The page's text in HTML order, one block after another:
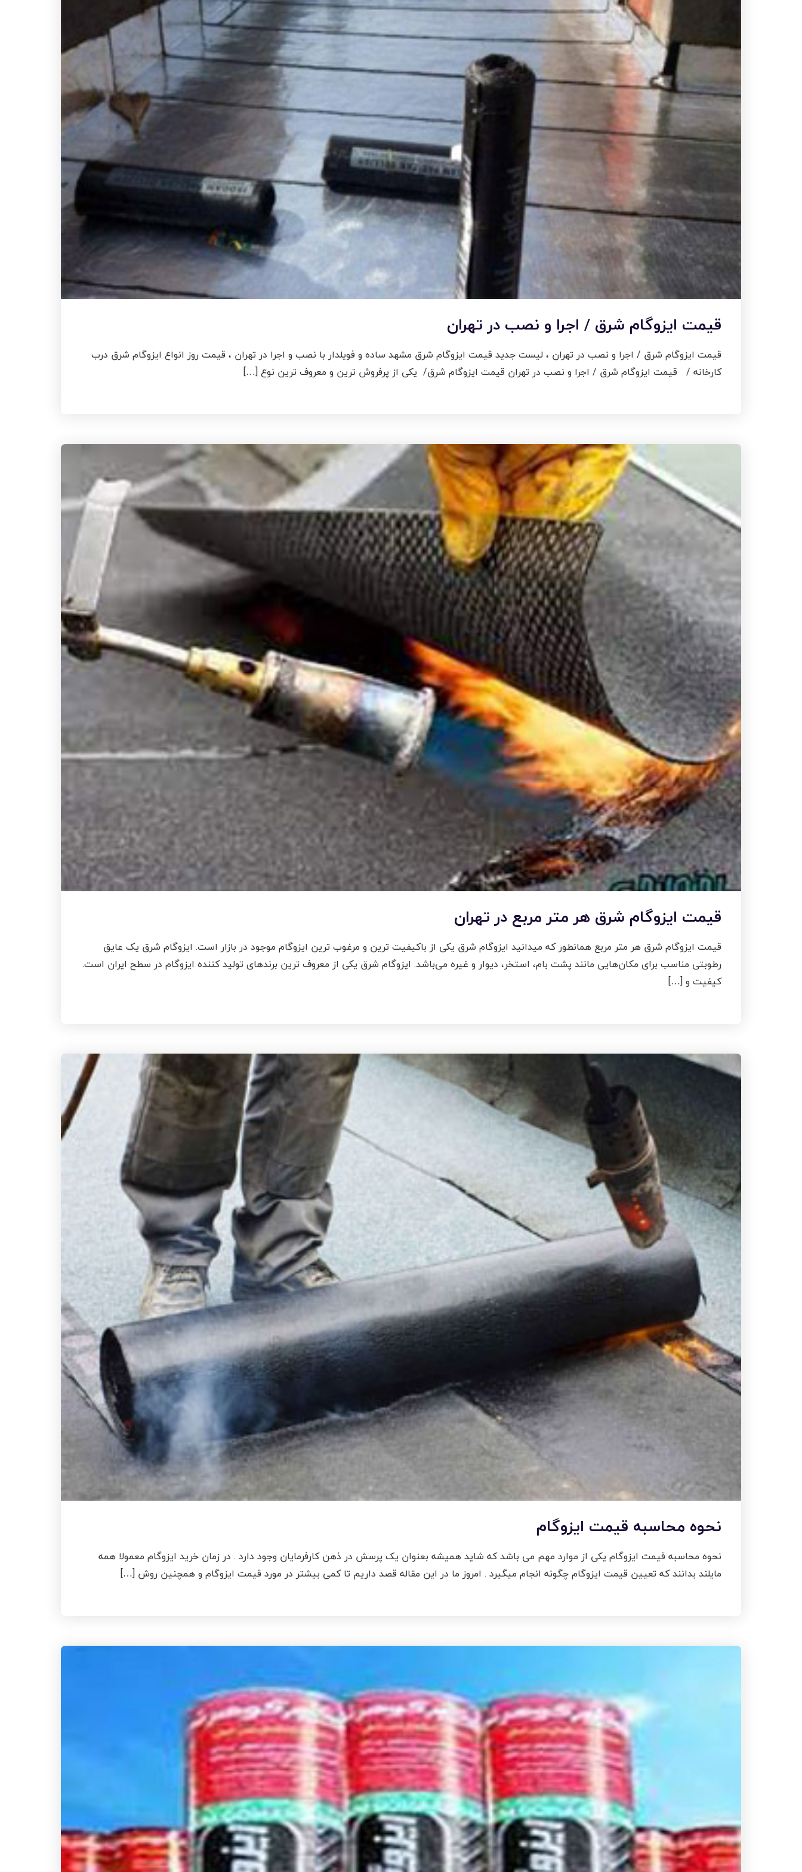
قیمت ایزوگام شرق / اجرا و نصب در تهران
قیمت ایزوگام شرق / اجرا و نصب در تهران ، لیست جدید قیمت ایزوگام شرق مشهد ساده و فویلدار با نصب و اجرا در تهران ، قیمت روز انواع ایزوگام شرق درب
کارخانه / قیمت ایزوگام شرق / اجرا و نصب در تهران قیمت ایزوگام شرق/ یکی از پرفروش ترین و معروف ترین نوع […]
قیمت ایزوگام شرق هر متر مربع در تهران
قیمت ایزوگام شرق هر متر مربع همانطور که میدانید ایزوگام شرق یکی از باکیفیت ترین و مرغوب ترین ایزوگام موجود در بازار است. ایزوگام شرق یک عایق
رطوبتی مناسب برای مکان‌هایی مانند پشت بام، استخر، دیوار و غیره می‌باشد. ایزوگام شرق یکی از معروف ترین برندهای تولید کننده ایزوگام در سطح ایران است.
کیفیت و […]
نحوه محاسبه قیمت ایزوگام
نحوه محاسبه قیمت ایزوگام یکی از موارد مهم می باشد که شاید همیشه بعنوان یک پرسش در ذهن کارفرمایان وجود دارد . در زمان خرید ایزوگام معمولا همه
مایلند بدانند که تعیین قیمت ایزوگام چگونه انجام میگیرد . امروز ما در این مقاله قصد داریم تا کمی بیشتر در مورد قیمت ایزوگام و همچنین روش […]